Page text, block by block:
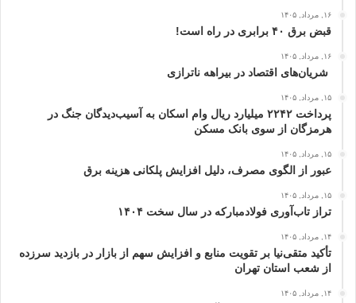
۱۶, مرداد, ۱۴۰۵
قبض برق ۴۰ برابری در راه است!
۱۶, مرداد, ۱۴۰۵
شریان‌های اقتصاد در بیراهه ناترازی
۱۵, مرداد, ۱۴۰۵
پرداخت ۲۲۴۲ میلیارد ریال وام اسکان به آسیب‌دیدگان جنگ در
هرمزگان از سوی بانک مسکن
۱۵, مرداد, ۱۴۰۵
عبور از الگوی مصرف، دلیل افزایش پلکانی هزینه برق
۱۵, مرداد, ۱۴۰۵
تراز تاب‌آوری فولادمبارکه در سال سخت ۱۴۰۴
۱۴, مرداد, ۱۴۰۵
تأکید متقی‌نیا بر تقویت منابع و افزایش سهم از بازار در بازدید سرزده
از شعب استان تهران
۱۴, مرداد, ۱۴۰۵